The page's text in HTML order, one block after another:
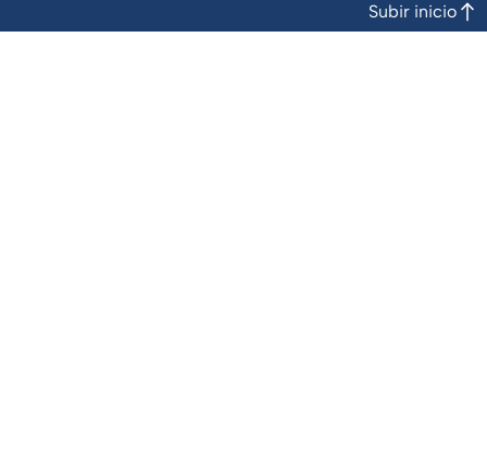
Subir inicio